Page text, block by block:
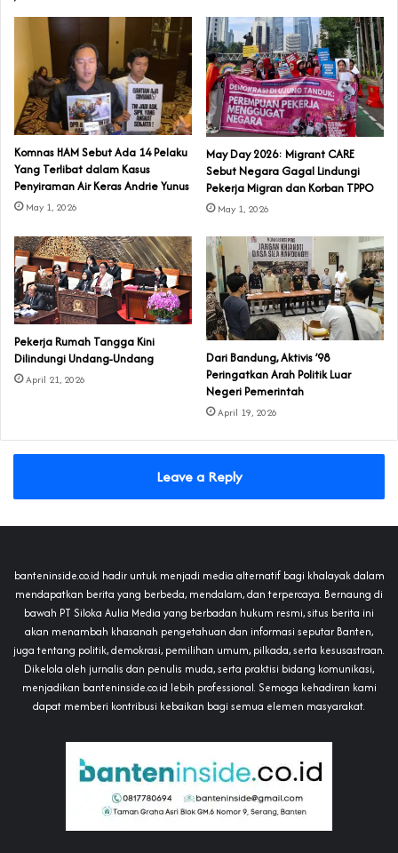
Komnas HAM Sebut Ada 14 Pelaku
Yang Terlibat dalam Kasus
Penyiraman Air Keras Andrie Yunus
May 1, 2026
May Day 2026: Migrant CARE
Sebut Negara Gagal Lindungi
Pekerja Migran dan Korban TPPO
May 1, 2026
Pekerja Rumah Tangga Kini
Dilindungi Undang-Undang
April 21, 2026
Dari Bandung, Aktivis ’98
Peringatkan Arah Politik Luar
Negeri Pemerintah
April 19, 2026
Leave a Reply
banteninside.co.id hadir untuk menjadi media alternatif bagi khalayak dalam
mendapatkan berita yang berbeda, mendalam, dan terpercaya. Bernaung di
bawah PT Siloka Aulia Media yang berbadan hukum resmi, situs berita ini
akan menambah khasanah pengetahuan dan informasi seputar Banten,
juga tentang politik, demokrasi, pemilihan umum, pilkada, serta kesusastraan.
Dikelola oleh jurnalis dan penulis muda, serta praktisi bidang komunikasi,
menjadikan banteninside.co.id lebih professional. Semoga kehadiran kami
dapat memberi kontribusi kebaikan bagi semua elemen masyarakat.